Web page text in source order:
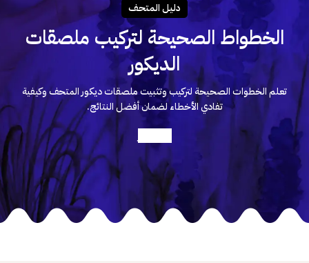
دليـل المتحـف
الخطواط الصحيحة لتركيب ملصقات
الديكور
تعلم الخطوات الصحيحة لتركيب وتثبيت ملصقات ديكور المتحف وكيفية
تفادي الأخطاء لضمان أفضل النتائج.